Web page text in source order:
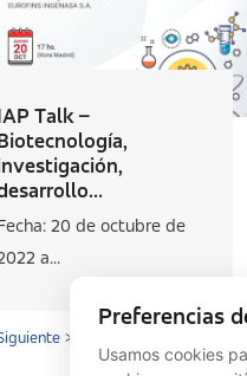
IAP Talk –
Biotecnología,
Fecha: 20 de octubre de
a...
>
Preferencias
Usamos cookies